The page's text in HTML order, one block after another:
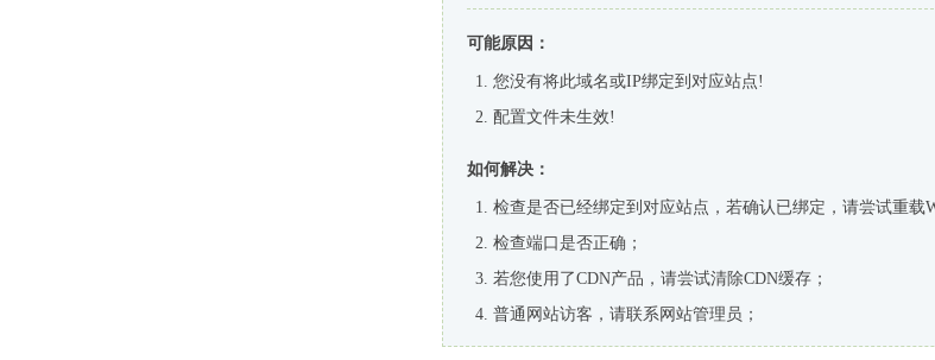
可能原因：
您没有将此域名或IP绑定到对应站点!
配置文件未生效!
如何解决：
检查是否已经绑定到对应站点，若确认已绑定，请尝试重载
检查端口是否正确；
若您使用了CDN产品，请尝试清除CDN缓存；
普通网站访客，请联系网站管理员；